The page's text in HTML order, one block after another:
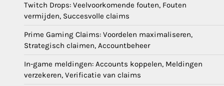
Twitch Drops: Veelvoorkomende fouten, Fouten
vermijden, Succesvolle claims
Prime Gaming Claims: Voordelen maximaliseren,
Strategisch claimen, Accountbeheer
In-game meldingen: Accounts koppelen, Meldingen
verzekeren, Verificatie van claims